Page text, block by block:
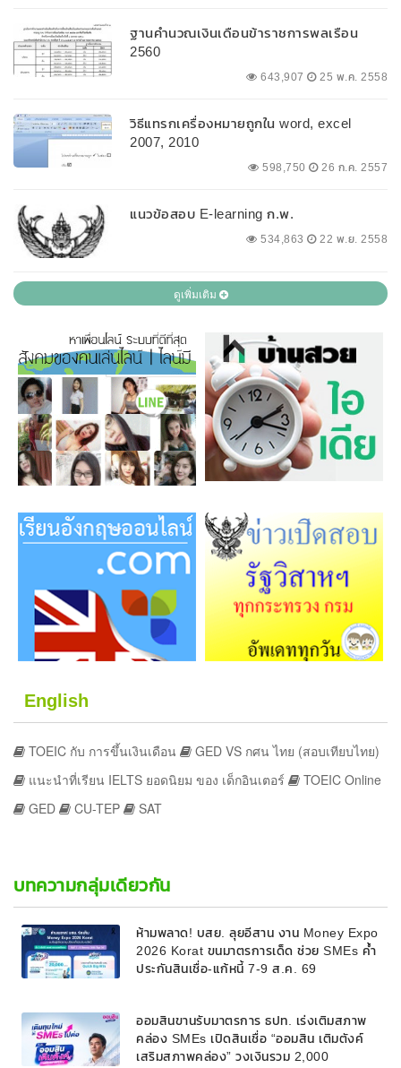
ฐานคำนวณเงินเดือนข้าราชการพลเรือน
2560
643,907 25 พ.ค. 2558
วิธีแทรกเครื่องหมายถูกใน word, excel
2007, 2010
598,750 26 ก.ค. 2557
แนวข้อสอบ E-learning ก.พ.
534,863 22 พ.ย. 2558
ดูเพิ่มเติม
English
TOEIC กับ การขึ้นเงินเดือน
GED VS กศน ไทย (สอบเทียบไทย)
แนะนำที่เรียน IELTS ยอดนิยม ของ เด็กอินเตอร์
TOEIC Online
GED
CU-TEP SAT
บทความกลุ่มเดียวกัน
ห้ามพลาด! บสย. ลุยอีสาน งาน Money Expo
2026 Korat ขนมาตรการเด็ด ช่วย SMEs ค้ำ
ประกันสินเชื่อ-แก้หนี้ 7-9 ส.ค. 69
ออมสินขานรับมาตรการ ธปท. เร่งเติมสภาพ
คล่อง SMEs เปิดสินเชื่อ “ออมสิน เติมตังค์
เสริมสภาพคล่อง” วงเงินรวม 2,000